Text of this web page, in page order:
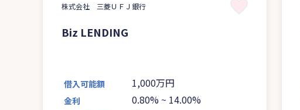
株式会社 三菱ＵＦＪ銀行
Biz LENDING
借入可能額 1,000万円
金利 0.80% ~ 14.00%